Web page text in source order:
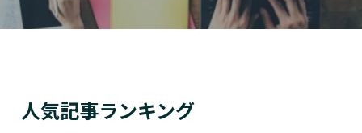
人気記事ランキング